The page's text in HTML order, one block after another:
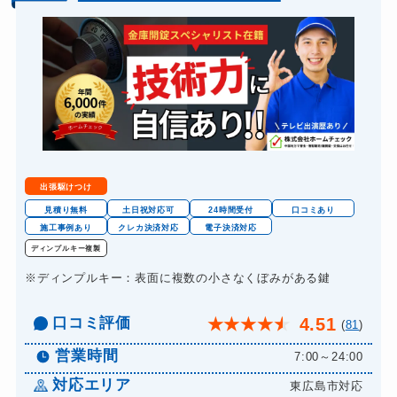
出張駆けつけ
見積り無料 土日祝対応可 24時間受付
口コミあり
施工事例あり
クレカ決済対応 電子決済対応
ディンプルキー複製
※ディンプルキー：表面に複数の小さなくぼみがある鍵
口コミ評価 ★★★★★ 4.51 (81)
営業時間 7:00～24:00
対応エリア 東広島市対応